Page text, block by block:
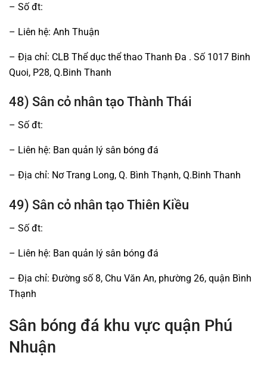
– Số đt:
– Liên hệ: Anh Thuận
– Địa chỉ: CLB Thể dục thể thao Thanh Đa . Số 1017 Binh
Quoi, P28, Q.Binh Thanh
48) Sân cỏ nhân tạo Thành Thái
– Số đt:
– Liên hệ: Ban quản lý sân bóng đá
– Địa chỉ: Nơ Trang Long, Q. Bình Thạnh, Q.Binh Thanh
49) Sân cỏ nhân tạo Thiên Kiều
– Số đt:
– Liên hệ: Ban quản lý sân bóng đá
– Địa chỉ: Đường số 8, Chu Văn An, phường 26, quận Bình
Thạnh
Sân bóng đá khu vực quận Phú
Nhuận